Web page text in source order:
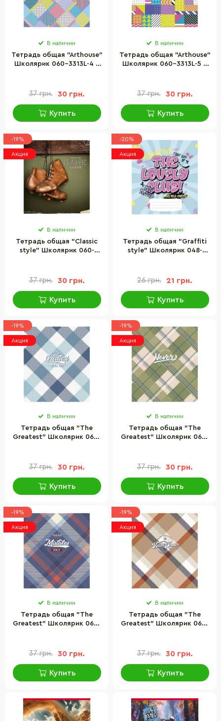
В наличии
Тетрадь общая "Arthouse"
Школярик 060-3313L-4 в
37 грн. 30 грн.
Купить
В наличии
Тетрадь общая "Arthouse"
Школярик 060-3313L-5 в
37 грн. 30 грн.
Купить
-19%
Акция
В наличии
Тетрадь общая "Classic
style" Школярик 060-
37 грн. 30 грн.
Купить
-20%
Акция
В наличии
Тетрадь общая "Graffiti
style" Школярик 048-
26 грн. 21 грн.
Купить
-19%
Акция
В наличии
Тетрадь общая "The
Greatest" Школярик 060-
37 грн. 30 грн.
Купить
-19%
Акция
В наличии
Тетрадь общая "The
Greatest" Школярик 060-
37 грн. 30 грн.
Купить
-19%
Акция
В наличии
Тетрадь общая "The
Greatest" Школярик 060-
37 грн. 30 грн.
Купить
-19%
Акция
В наличии
Тетрадь общая "The
Greatest" Школярик 060-
37 грн. 30 грн.
Купить